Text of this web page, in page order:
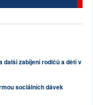
další zabíjení rodičů a dětí v
sociálních dávek